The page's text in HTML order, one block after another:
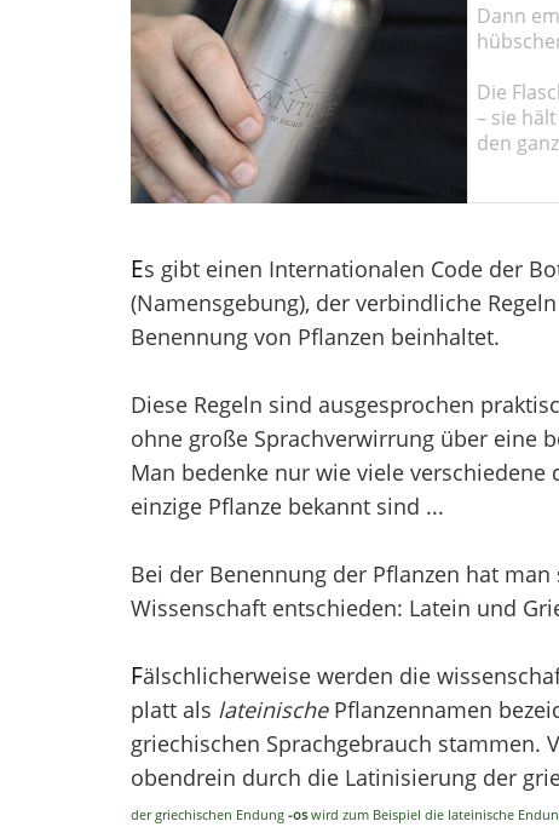
Dann
Die
– sie
den
Es gibt einen Internationalen Code der
(Namensgebung), der verbindliche
Benennung von Pflanzen beinhaltet.
Diese Regeln sind ausgesprochen
ohne große Sprachverwirrung über eine
Man bedenke nur wie viele
einzige Pflanze bekannt sind ...
Bei der Benennung der Pflanzen hat
Wissenschaft entschieden: Latein und
Fälschlicherweise werden die
platt als lateinischePflanzennamen
griechischen Sprachgebrauch stammen.
obendrein durch die Latinisierung der
der griechischen Endung -oswird zum Beispiel die lateinische